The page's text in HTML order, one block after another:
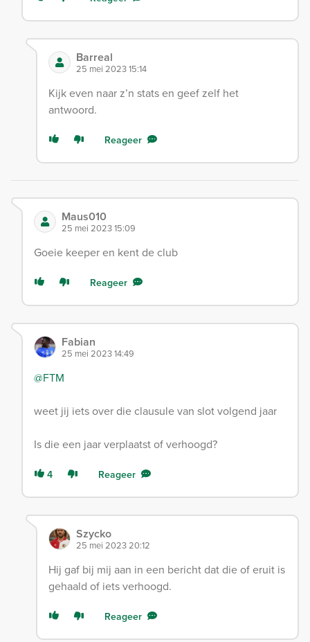
Barreal
25 mei 2023 15:14
Kijk even naar z’n stats en geef zelf het
antwoord.
Reageer
Maus010
25 mei 2023 15:09
Goeie keeper en kent de club
Reageer
Fabian
25 mei 2023 14:49
@FTM
weet jij iets over die clausule van slot volgend jaar
Is die een jaar verplaatst of verhoogd?
4 Reageer
Szycko
25 mei 2023 20:12
Hij gaf bij mij aan in een bericht dat die of eruit is
gehaald of iets verhoogd.
Reageer